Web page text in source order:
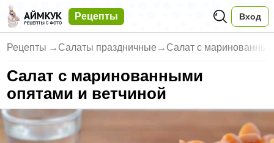
Рецепты Вход
Рецепты → Салаты праздничные → Салат с
Салат с маринованными
опятами и ветчиной